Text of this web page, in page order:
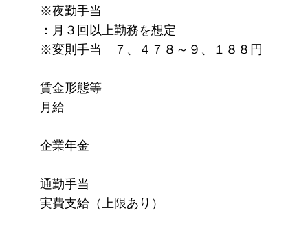
※夜勤手当
：月３回以上勤務を想定
※変則手当 ７、４７８～９、１８８円
賃金形態等
月給
企業年金
通勤手当
実費支給（上限あり）